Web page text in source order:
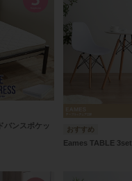
バンスポケッ
Eames TABLE 3set